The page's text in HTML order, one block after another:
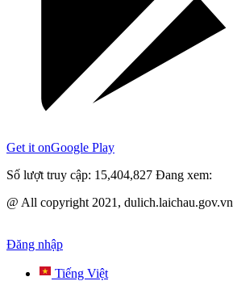
Get it onGoogle Play
Số lượt truy cập: 15,404,827 Đang xem:
@ All copyright 2021, dulich.laichau.gov.vn
Đăng nhập
Tiếng Việt